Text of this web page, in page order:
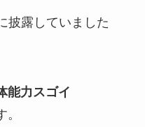
披露していました
能力スゴイ